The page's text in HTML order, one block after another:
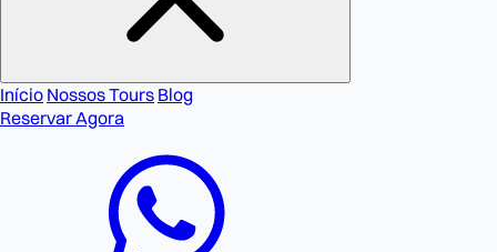
Início Nossos Tours Blog
Reservar Agora